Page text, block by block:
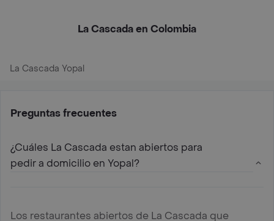
La Cascada en Colombia
La Cascada Yopal
Preguntas frecuentes
¿Cuáles La Cascada estan abiertos para
pedir a domicilio en Yopal?
Los restaurantes abiertos de La Cascada que